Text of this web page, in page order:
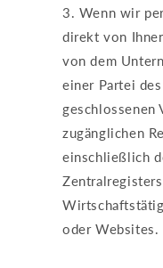
Wenn wir
direkt von
von dem
einer Partei
geschlossenen
zugänglichen
einschließlich
oder Websites.